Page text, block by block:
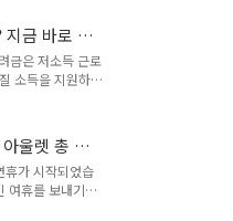
보로 꽉 채..
에게 교육비를
급여 바우처의
나씩 꼼꼼히 알
끝까지 읽어보
바우처란?는
정책이에요.
지금 바로 확
금은 저소득 근로
소득을 지원하기
입니다. 이 제도
신청 요건과 지
받을 수 있는 지
년 하반기분 근
자세하고 쉽게
사항도 함께 살
울렛 총 정
휴가 시작되었습
여휴를 보내기엔
휴에 문을 여는